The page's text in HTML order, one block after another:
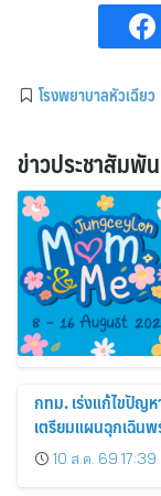
โรงพยาบาลหัวเฉียว
ข่าวประชาสัมพั
กทม. เร่งแก้ไขปัญ
เตรียมแผนฉุกเฉิ
10 ส.ค. 69 17:39